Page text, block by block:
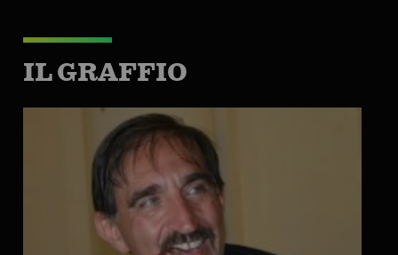
IL GRAFFIO